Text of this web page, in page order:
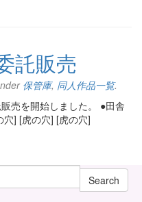
託販売
保管庫, 同人作品一覧.
売を開始しました。 ●田舎
] [虎の穴] [虎の穴]
Search